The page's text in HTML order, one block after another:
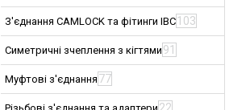
З'єднання CAMLOCK та фітинги IBC 103
Симетричні зчеплення з кігтями 91
Муфтові з'єднання 77